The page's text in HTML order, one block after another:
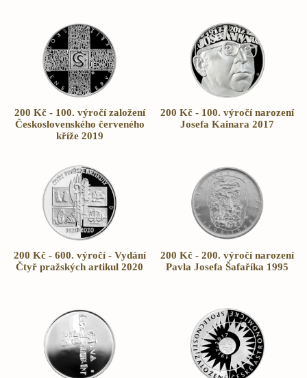
200 Kč - 100. výročí založení
Československého červeného
kříže 2019
200 Kč - 100. výročí narození
Josefa Kainara 2017
200 Kč - 600. výročí - Vydání
Čtyř pražských artikul 2020
200 Kč - 200. výročí narození
Pavla Josefa Šafaříka 1995